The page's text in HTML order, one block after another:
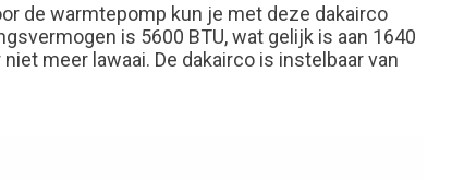
de warmtepomp kun je met deze dakairco
is 5600 BTU, wat gelijk is aan 1640
meer lawaai. De dakairco is instelbaar van